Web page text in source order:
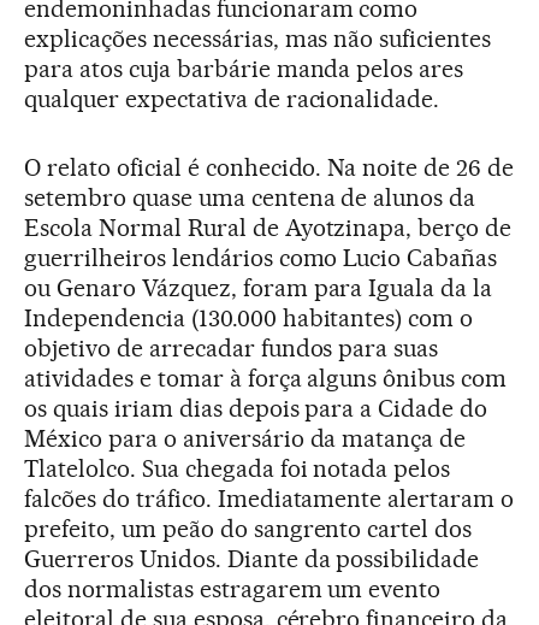
endemoninhadas funcionaram como
explicações necessárias, mas não suficientes
para atos cuja barbárie manda pelos ares
qualquer expectativa de racionalidade.
O relato oficial é conhecido. Na noite de 26 de
setembro quase uma centena de alunos da
Escola Normal Rural de Ayotzinapa, berço de
guerrilheiros lendários como Lucio Cabañas
ou Genaro Vázquez, foram para Iguala da la
Independencia (130.000 habitantes) com o
objetivo de arrecadar fundos para suas
atividades e tomar à força alguns ônibus com
os quais iriam dias depois para a Cidade do
México para o aniversário da matança de
Tlatelolco. Sua chegada foi notada pelos
falcões do tráfico. Imediatamente alertaram o
prefeito, um peão do sangrento cartel dos
Guerreros Unidos. Diante da possibilidade
dos normalistas estragarem um evento
eleitoral de sua esposa, cérebro financeiro da